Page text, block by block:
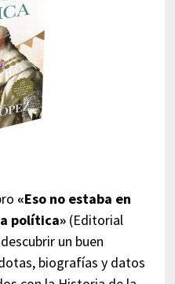
«Eso no estaba en
política»(Editorial
un buen
biografías y datos